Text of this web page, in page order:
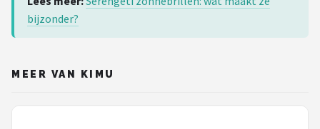
bijzonder?
MEER VAN KIMU